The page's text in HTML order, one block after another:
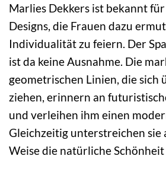
Marlies Dekkers ist bekannt
Designs, die Frauen dazu
Individualität zu feiern. Der
ist da keine Ausnahme. Die
geometrischen Linien, die sich
ziehen, erinnern an
und verleihen ihm einen
Gleichzeitig unterstreichen sie
Weise die natürliche Schönheit